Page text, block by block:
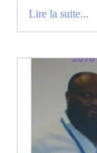
Lire la suite...